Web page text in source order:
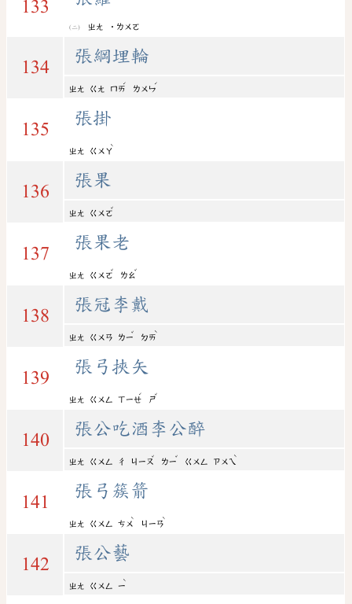
133
ㄓㄤ ˙ㄌㄨㄛ
134
張綱埋輪
ㄓㄤ ㄍㄤ ㄇㄞ
ˊ
ㄌㄨㄣ
ˊ
135
張掛
ㄓㄤ ㄍㄨㄚ
ˋ
136
張果
ㄓㄤ ㄍㄨㄛ
ˇ
137
張果老
ㄓㄤ ㄍㄨㄛ
ˇ
ㄌㄠ
ˇ
138
張冠李戴
ㄓㄤ ㄍㄨㄢ ㄌㄧ
ˇ
ㄉㄞ
ˋ
139
張弓挾矢
ㄓㄤ ㄍㄨㄥ ㄒㄧㄝ
ˊ
ㄕ
ˇ
140
張公吃酒李公醉
ㄓㄤ ㄍㄨㄥ ㄔ ㄐㄧㄡ
ˇ
ㄌㄧ
ˇ
ㄍㄨㄥ ㄗㄨㄟ
ˋ
141
張弓簇箭
ㄓㄤ ㄍㄨㄥ ㄘㄨ
ˋ
ㄐㄧㄢ
ˋ
142
張公藝
ㄓㄤ ㄍㄨㄥ ㄧ
ˋ